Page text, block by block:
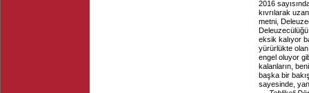
2016
kıvrılarak
metni,
Deleuzecülüğü
eksik kalıyor
yürürlükte
engel oluyor
kalanların,
başka bir
sayesinde,